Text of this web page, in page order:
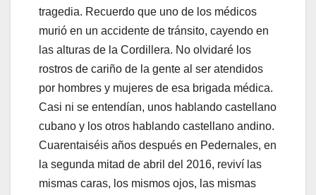
tragedia. Recuerdo que uno de los médicos
murió en un accidente de tránsito, cayendo en
las alturas de la Cordillera. No olvidaré los
rostros de cariño de la gente al ser atendidos
por hombres y mujeres de esa brigada médica.
Casi ni se entendían, unos hablando castellano
cubano y los otros hablando castellano andino.
Cuarentaiséis años después en Pedernales, en
la segunda mitad de abril del 2016, reviví las
mismas caras, los mismos ojos, las mismas